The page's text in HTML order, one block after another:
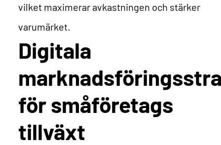
vilket maximerar avkastningen och stärker
varumärket.
Digitala
för småföretags
tillväxt